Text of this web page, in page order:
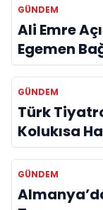
GÜNDEM
Ali Emre
Egemen
GÜNDEM
Türk
Kolukısa
GÜNDEM